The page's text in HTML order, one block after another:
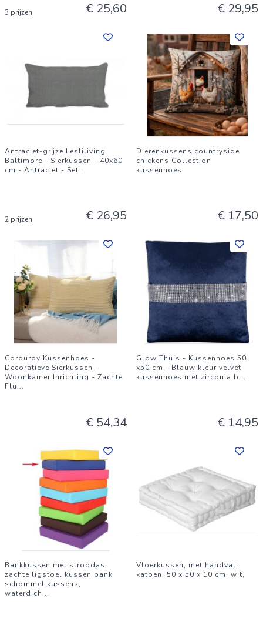
3 prijzen € 25,60 € 29,95
Antraciet-grijze Lesliliving
Baltimore - Sierkussen - 40x60
cm - Antraciet - Set...
2 prijzen € 26,95
Dierenkussens countryside
chickens Collection
kussenhoes
€ 17,50
Corduroy Kussenhoes -
Decoratieve Sierkussen -
Woonkamer Inrichting - Zachte
Flu...
€ 54,34
Glow Thuis - Kussenhoes 50
x50 cm - Blauw kleur velvet
kussenhoes met zirconia b...
€ 14,95
Bankkussen met stropdas,
zachte ligstoel kussen bank
schommel kussens,
waterdich...
Vloerkussen, met handvat,
katoen, 50 x 50 x 10 cm, wit,